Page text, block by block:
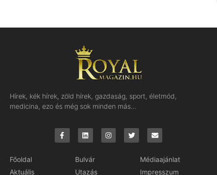
Hírek, kék hírek, zöld hírek, gazdaság, sport, életmód,
medicina, ezo és még sok minden más…
Főoldal
Aktuális
Bulvár
Utazás
Médiaajánlat
Impresszum